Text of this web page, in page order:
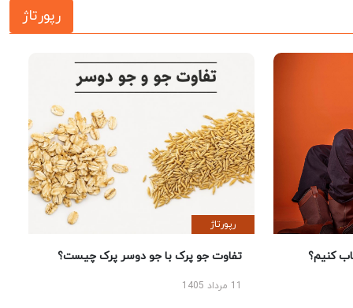
رپورتاژ
کنیم؟
رپورتاژ
تفاوت جو پرک با جو دوسر پرک چیست؟